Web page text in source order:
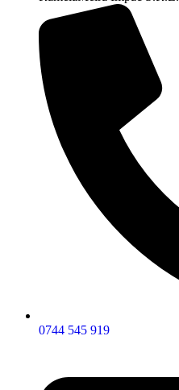
0744 545 919